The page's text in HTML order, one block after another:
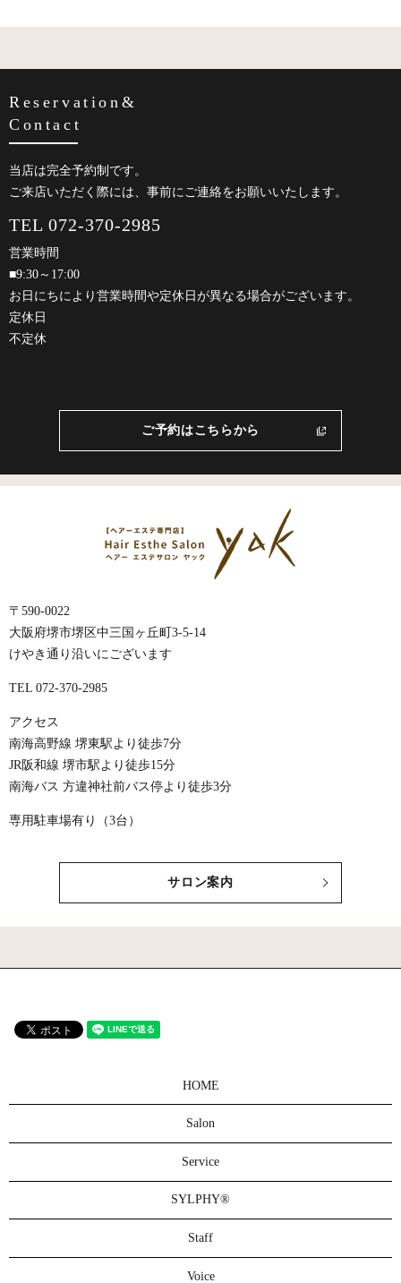
Reservation&
Contact
当店は完全予約制です。
ご来店いただく際には、事前にご連絡をお願いいたします。
TEL 072-370-2985
営業時間
■9:30～17:00
お日にちにより営業時間や定休日が異なる場合がございます。
定休日
不定休
ご予約はこちらから
〒590-0022
大阪府堺市堺区中三国ヶ丘町3-5-14
けやき通り沿いにございます
TEL 072-370-2985
アクセス
南海高野線 堺東駅より徒歩7分
JR阪和線 堺市駅より徒歩15分
南海バス 方違神社前バス停より徒歩3分
専用駐車場有り（3台）
サロン案内
HOME
Salon
Service
SYLPHY®
Staff
Voice